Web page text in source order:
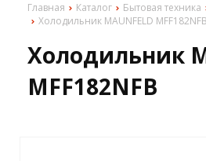
Главная Каталог Бытовая техника
Холодильник MAUNFELD MFF182NFB
Холодильник
MFF182NFB